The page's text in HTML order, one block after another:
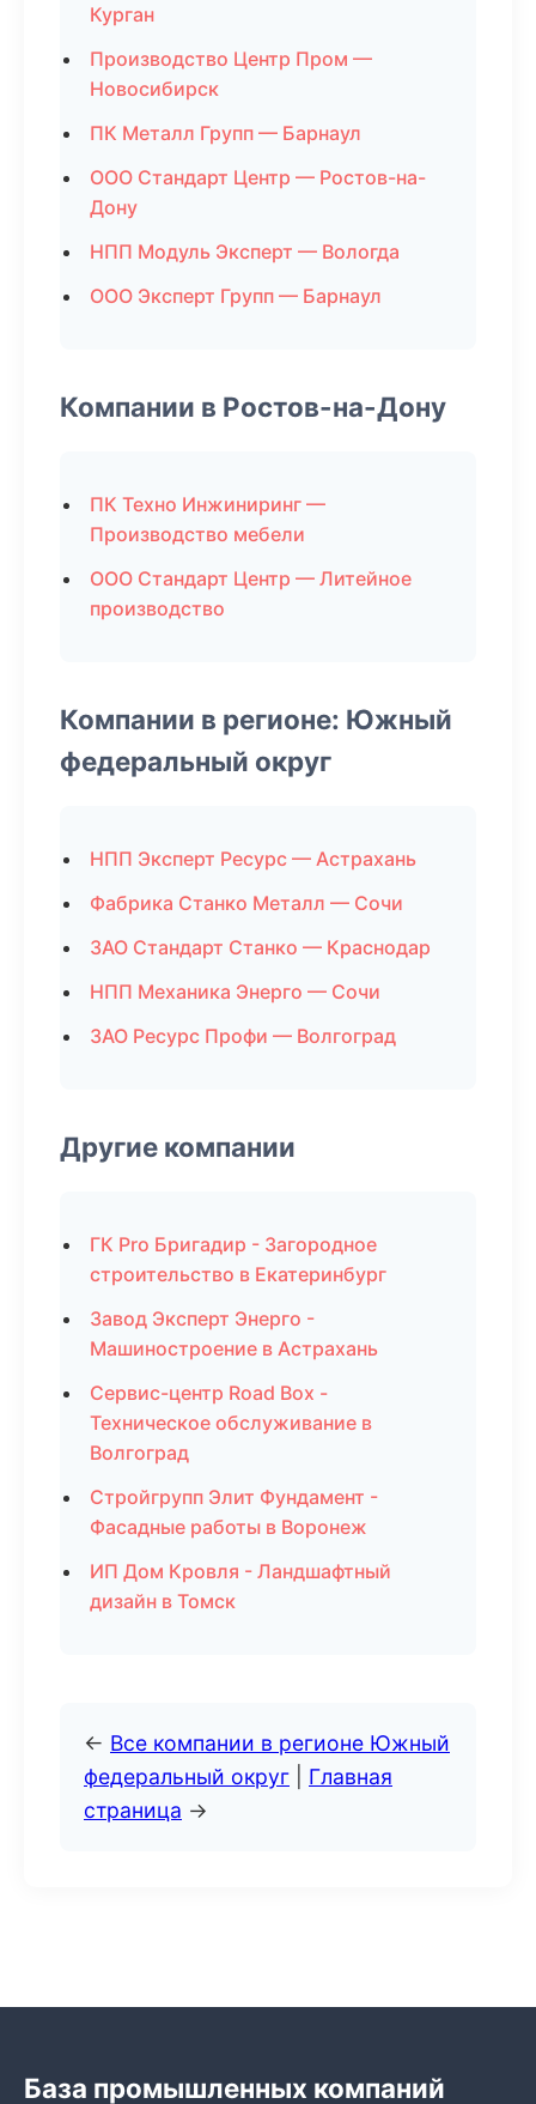
Курган
Производство Центр Пром —
Новосибирск
ПК Металл Групп — Барнаул
ООО Стандарт Центр — Ростов-на-
Дону
НПП Модуль Эксперт — Вологда
ООО Эксперт Групп — Барнаул
Компании в Ростов-на-Дону
ПК Техно Инжиниринг —
Производство мебели
ООО Стандарт Центр — Литейное
производство
Компании в регионе: Южный
федеральный округ
НПП Эксперт Ресурс — Астрахань
Фабрика Станко Металл — Сочи
ЗАО Стандарт Станко — Краснодар
НПП Механика Энерго — Сочи
ЗАО Ресурс Профи — Волгоград
Другие компании
ГК Pro Бригадир - Загородное
строительство в Екатеринбург
Завод Эксперт Энерго -
Машиностроение в Астрахань
Сервис-центр Road Box -
Техническое обслуживание в
Волгоград
Стройгрупп Элит Фундамент -
Фасадные работы в Воронеж
ИП Дом Кровля - Ландшафтный
дизайн в Томск
← Все компании в регионе Южный
федеральный округ
Главная
страница →
База промышленных компаний